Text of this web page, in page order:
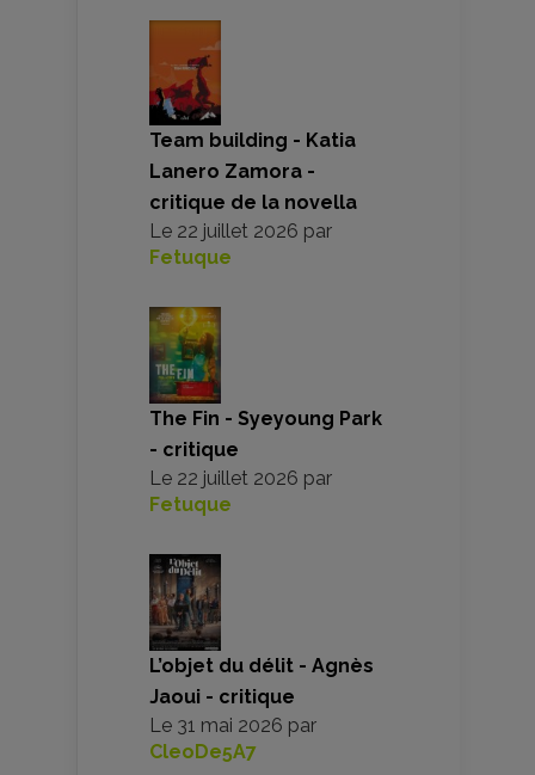
Team building - Katia
Lanero Zamora -
critique de la novella
Le 22 juillet 2026 par
Fetuque
The Fin - Syeyoung Park
- critique
Le 22 juillet 2026 par
Fetuque
L’objet du délit - Agnès
Jaoui - critique
Le 31 mai 2026 par
CleoDe5A7